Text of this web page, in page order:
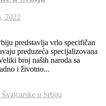
2022
predstavlja vrlo specifičan
preduzeća specijalizovana
broj naših naroda sa
i životno...